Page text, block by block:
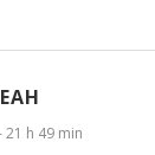
h 49 min